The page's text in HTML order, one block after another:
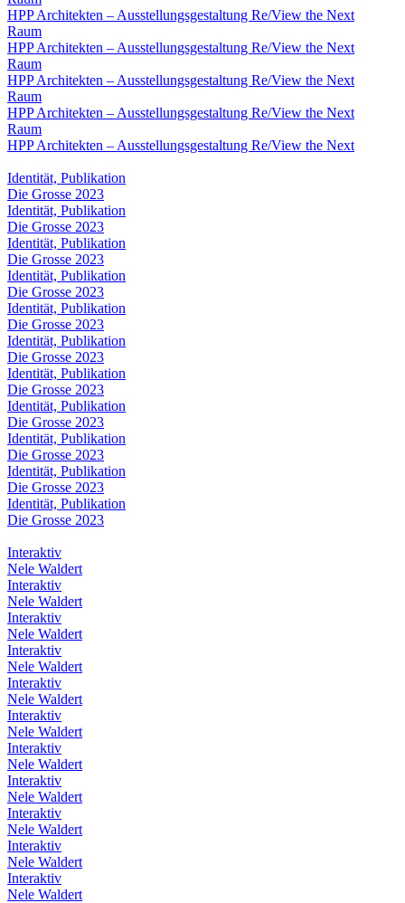
HPP Architekten – Ausstellungsgestaltung Re/View the Next
Raum
HPP Architekten – Ausstellungsgestaltung Re/View the Next
Raum
HPP Architekten – Ausstellungsgestaltung Re/View the Next
Raum
HPP Architekten – Ausstellungsgestaltung Re/View the Next
Raum
HPP Architekten – Ausstellungsgestaltung Re/View the Next
Identität, Publikation
Die Grosse 2023
Identität, Publikation
Die Grosse 2023
Identität, Publikation
Die Grosse 2023
Identität, Publikation
Die Grosse 2023
Identität, Publikation
Die Grosse 2023
Identität, Publikation
Die Grosse 2023
Identität, Publikation
Die Grosse 2023
Identität, Publikation
Die Grosse 2023
Identität, Publikation
Die Grosse 2023
Identität, Publikation
Die Grosse 2023
Identität, Publikation
Die Grosse 2023
Interaktiv
Nele Waldert
Interaktiv
Nele Waldert
Interaktiv
Nele Waldert
Interaktiv
Nele Waldert
Interaktiv
Nele Waldert
Interaktiv
Nele Waldert
Interaktiv
Nele Waldert
Interaktiv
Nele Waldert
Interaktiv
Nele Waldert
Interaktiv
Nele Waldert
Interaktiv
Nele Waldert